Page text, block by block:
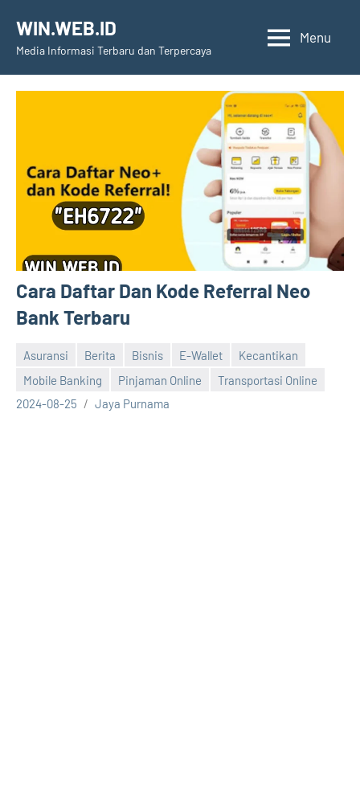
content
WIN.WEB.ID
Media Informasi Terbaru dan Terpercaya
Menu
Cara Daftar Dan Kode Referral Neo
Bank Terbaru
Asuransi Berita Bisnis E-Wallet
Kecantikan
Mobile Banking
Pinjaman Online
Transportasi Online
2024-08-25
Jaya Purnama